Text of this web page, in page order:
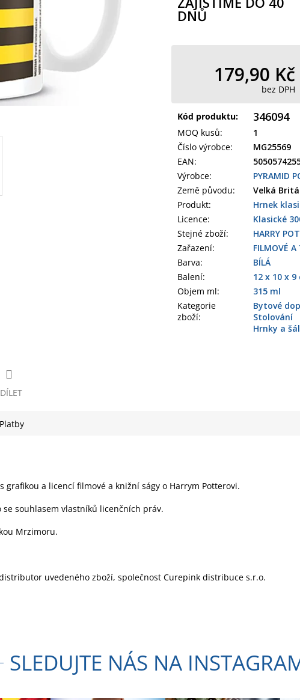
DNŮ
179,90 Kč
bez DPH
Kód produktu: 346094
MOQ kusů:
1
Číslo výrobce:
MG25569
EAN:
Výrobce:
PYRAMID
Země původu:
Velká
Produkt:
Hrnek
Licence:
Klasické
Stejné zboží:
HARRY
Zařazení:
FILMOVÉ A
Barva:
BÍLÁ
Balení:
12 x 10 x 9
Objem ml:
315 ml
Kategorie
zboží:
Bytové
Stolování
Hrnky a
Platby
a licencí filmové a knižní ságy o Harrym Potterovi.
souhlasem vlastníků licenčních práv.
Mrzimoru.
uvedeného zboží, společnost Curepink distribuce s.r.o.
SLEDUJTE NÁS NA